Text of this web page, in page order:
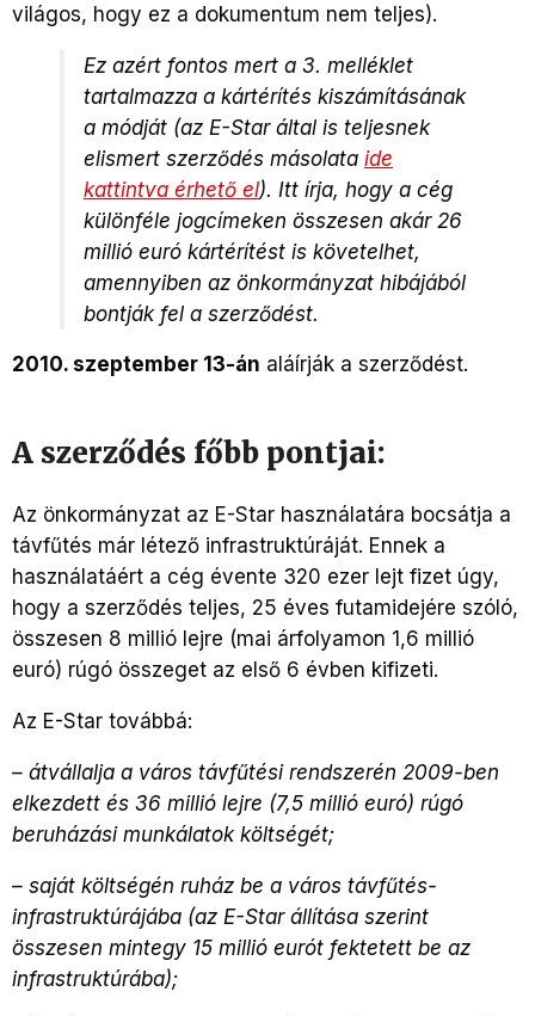
világos, hogy ez a dokumentum nem teljes).
Ez azért fontos mert a 3. melléklet
tartalmazza a kártérítés kiszámításának
a módját (az E-Star által is teljesnek
elismert szerződés másolata ide
kattintva érhető el). Itt írja, hogy a cég
különféle jogcímeken összesen akár 26
millió euró kártérítést is követelhet,
amennyiben az önkormányzat hibájából
bontják fel a szerződést.
2010. szeptember 13-án aláírják a szerződést.
A szerződés főbb pontjai:
Az önkormányzat az E-Star használatára bocsátja a
távfűtés már létező infrastruktúráját. Ennek a
használatáért a cég évente 320 ezer lejt fizet úgy,
hogy a szerződés teljes, 25 éves futamidejére szóló,
összesen 8 millió lejre (mai árfolyamon 1,6 millió
euró) rúgó összeget az első 6 évben kifizeti.
Az E-Star továbbá:
– átvállalja a város távfűtési rendszerén 2009-ben
elkezdett és 36 millió lejre (7,5 millió euró) rúgó
beruházási munkálatok költségét;
– saját költségén ruház be a város távfűtés-
infrastruktúrájába (az E-Star állítása szerint
összesen mintegy 15 millió eurót fektetett be az
infrastruktúrába);